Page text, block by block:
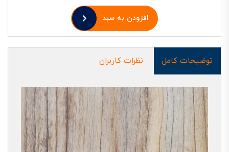
افزودن به سبد
توضیحات کامل نظرات کاربران